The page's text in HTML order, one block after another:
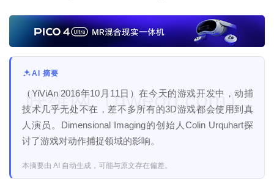
AI 摘要
（YiViAn 2016年10月11日）在今天的游戏开发中，动捕
技术几乎无处不在，差不多所有的3D游戏都会使用到真
人演员。Dimensional Imaging的创始人Colin Urquhart探
讨了游戏对动作捕捉领域的影响。
本摘要由 AI 自动生成，可能与原文存在偏差。
映维网（nweon.com）